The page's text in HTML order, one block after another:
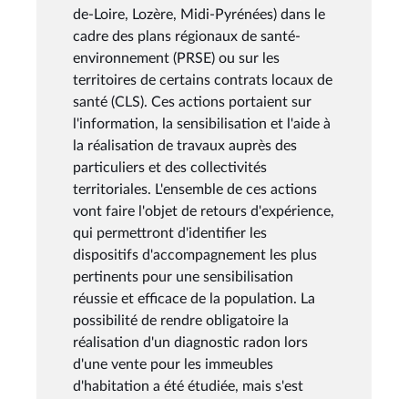
de-Loire, Lozère, Midi-Pyrénées) dans le
cadre des plans régionaux de santé-
environnement (PRSE) ou sur les
territoires de certains contrats locaux de
santé (CLS). Ces actions portaient sur
l'information, la sensibilisation et l'aide à
la réalisation de travaux auprès des
particuliers et des collectivités
territoriales. L'ensemble de ces actions
vont faire l'objet de retours d'expérience,
qui permettront d'identifier les
dispositifs d'accompagnement les plus
pertinents pour une sensibilisation
réussie et efficace de la population. La
possibilité de rendre obligatoire la
réalisation d'un diagnostic radon lors
d'une vente pour les immeubles
d'habitation a été étudiée, mais s'est